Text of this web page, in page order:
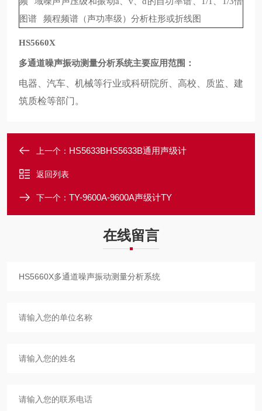
图谱
频程频谱 （声功率级） 分析柱形或折线图
HS5660X
多通道噪声振动测量分析系统主要应用范围：
电器、汽车、机械等行业或科研院所、高校、质监、建
筑质检等部门。
上一个： HS5633BHS5633B通用声级计
返回列表
下一个： TY-9600A-9600A声级计TY
在线留言